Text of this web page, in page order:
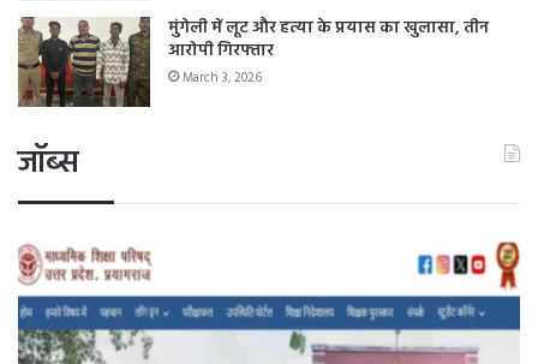
मुंगेली में लूट और हत्या के प्रयास का खुलासा, तीन
आरोपी गिरफ्तार
March 3, 2026
जॉब्स